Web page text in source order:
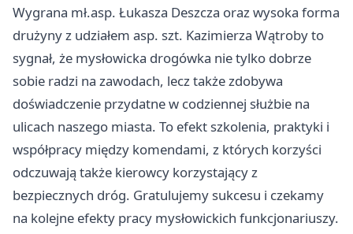
Wygrana mł.asp. Łukasza Deszcza oraz wysoka forma
drużyny z udziałem asp. szt. Kazimierza Wątroby to
sygnał, że mysłowicka drogówka nie tylko dobrze
sobie radzi na zawodach, lecz także zdobywa
doświadczenie przydatne w codziennej służbie na
ulicach naszego miasta. To efekt szkolenia, praktyki i
współpracy między komendami, z których korzyści
odczuwają także kierowcy korzystający z
bezpiecznych dróg. Gratulujemy sukcesu i czekamy
na kolejne efekty pracy mysłowickich funkcjonariuszy.